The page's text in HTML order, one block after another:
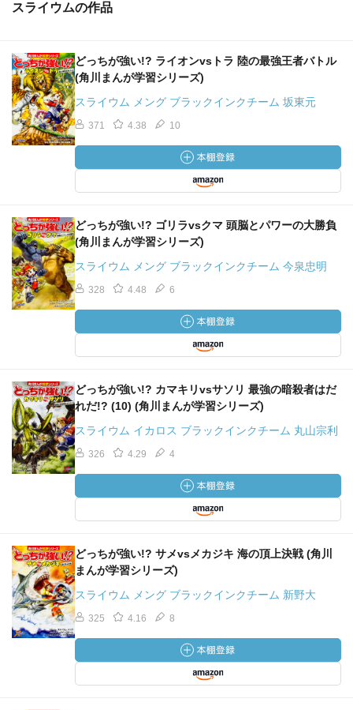
スライウムの作品
どっちが強い!? ライオンvsトラ 陸の最強王者バトル
(角川まんが学習シリーズ)
スライウム メング ブラックインクチーム 坂東元
371 4.38 10
どっちが強い!? ゴリラvsクマ 頭脳とパワーの大勝負
(角川まんが学習シリーズ)
スライウム メング ブラックインクチーム 今泉忠明
328 4.48 6
どっちが強い!? カマキリvsサソリ 最強の暗殺者はだ
れだ!? (10) (角川まんが学習シリーズ)
スライウム イカロス ブラックインクチーム 丸山宗利
326 4.29 4
どっちが強い!? サメvsメカジキ 海の頂上決戦 (角川
まんが学習シリーズ)
スライウム メング ブラックインクチーム 新野大
325 4.16 8